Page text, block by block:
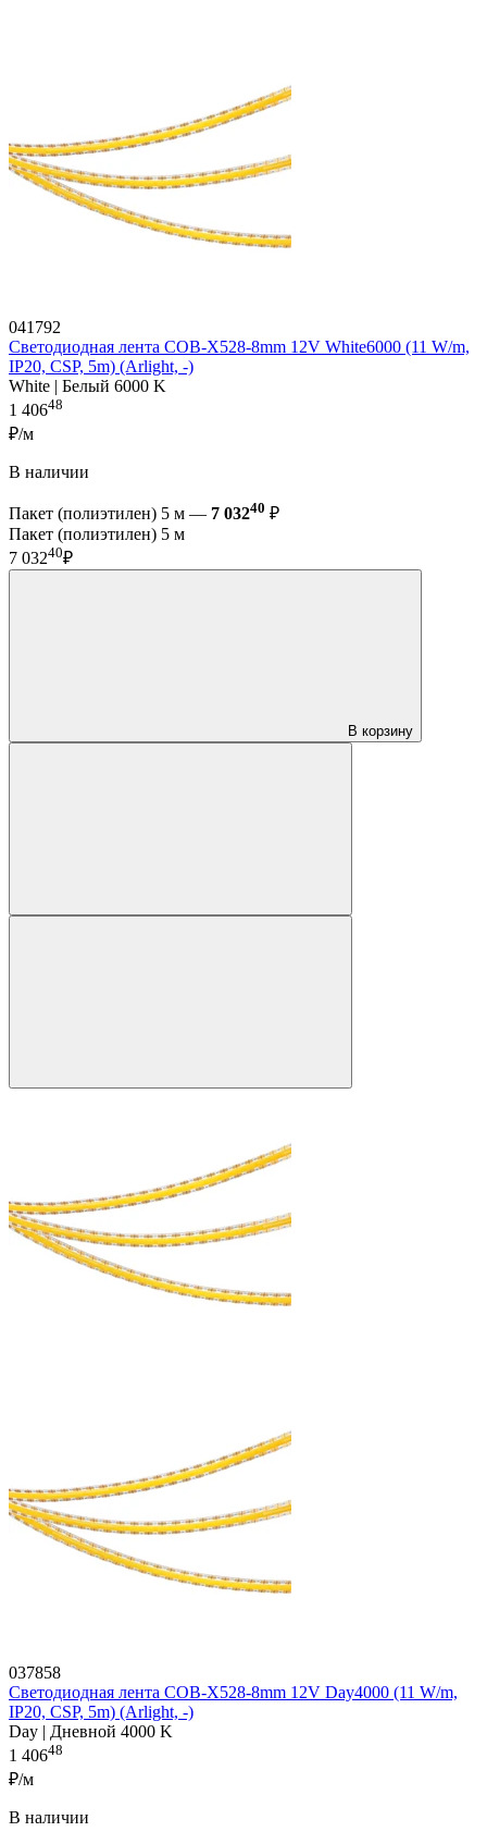
041792
Светодиодная лента COB-X528-8mm 12V White6000 (11 W/m,
IP20, CSP, 5m) (Arlight, -)
White | Белый 6000 K
1 40648
₽/м
В наличии
Пакет (полиэтилен) 5 м — 7 03240 ₽
Пакет (полиэтилен) 5 м
7 03240₽
В корзину
037858
Светодиодная лента COB-X528-8mm 12V Day4000 (11 W/m,
IP20, CSP, 5m) (Arlight, -)
Day | Дневной 4000 K
1 40648
₽/м
В наличии